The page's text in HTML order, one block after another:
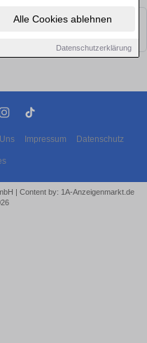
Alle Cookies ablehnen
Datenschutzerklärung
Objekte finden. Schauen Sie
Impressum Datenschutz
| Content by: 1A-Anzeigenmarkt.de